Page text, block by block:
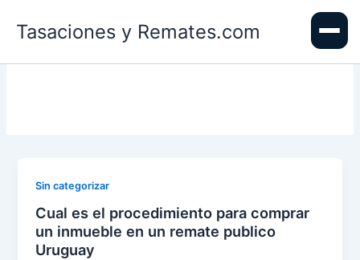
Tasaciones y Remates.com
Sin categorizar
Cual es el procedimiento para comprar
un inmueble en un remate publico
Uruguay